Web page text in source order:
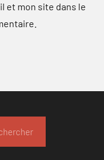
et mon site dans le